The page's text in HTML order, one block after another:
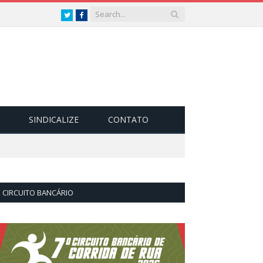
TwitterFacebook
SINDICALIZE CONTATO
CIRCUITO BANCÁRIO